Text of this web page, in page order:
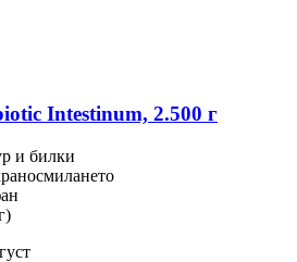
Intestinum, 2.500 г
и билки